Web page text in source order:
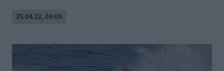
25.04.22, 09:00